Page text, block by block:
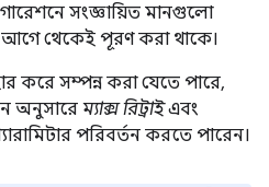
সংজ্ঞায়িত মানগুলো
আগে থেকেই পূরণ করা থাকে।
করে সম্পন্ন করা যেতে পারে,
অনুসারে ম্যাক্স রিট্রাইএবং
পরিবর্তন করতে পারেন।